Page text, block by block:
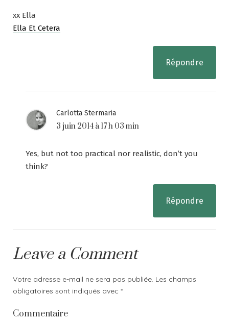
xx Ella
Ella Et Cetera
Répondre
Carlotta Stermaria
3 juin 2014 à 17 h 03 min
Yes, but not too practical nor realistic, don’t you
think?
Répondre
Leave a Comment
Votre adresse e-mail ne sera pas publiée. Les champs
obligatoires sont indiqués avec *
Commentaire